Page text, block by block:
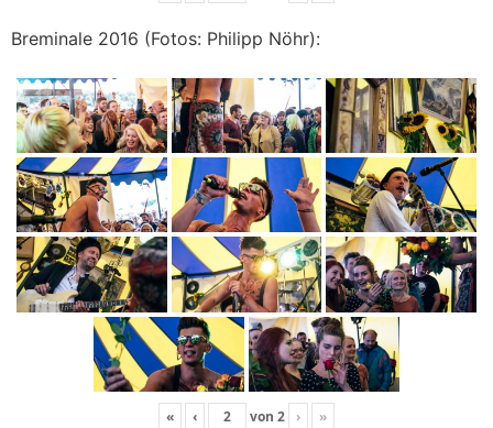
Breminale 2016 (Fotos: Philipp Nöhr):
« ‹ von 2 › »